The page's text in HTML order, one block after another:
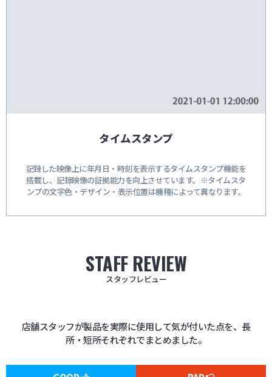
タイムスタンプ
記録した映像上に年月日・時刻を表示するタイムスタンプ機能を
搭載し、記録映像の証拠能力を向上させています。※タイムスタ
ンプの文字色・デザイン・表示位置は機種によって異なります。
STAFF REVIEW
スタッフレビュー
店舗スタッフが製品を実際に使用して気が付いた点を、長
所・短所それぞれでまとめました。